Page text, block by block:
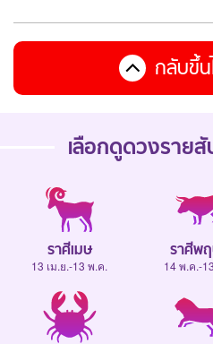
กลับขึ้
เลือกดูดวงรายสั
ราศีเมษ
13 เม.ย.-13 พ.ค.
ราศีพ
14 พ.ค.-